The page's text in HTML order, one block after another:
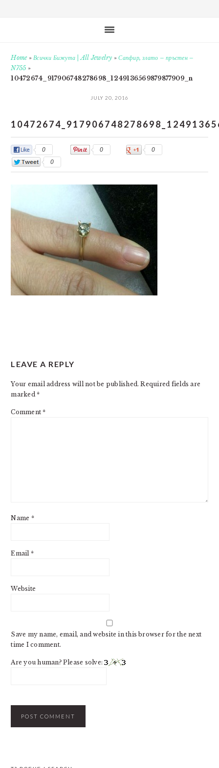
Home»Всички Бижута | All Jewelry »Сапфир, злато – пръстен –
N755 »
10472674_917906748278698_1249136569879877909_n
JULY 20, 2016
0 0
0
0
INTERACTIONS
LEAVE A REPLY
Your email address will not be published. Required fields are
marked*
Comment*
Name *
Email *
Website
Save my name, email, and website in this browser for the next
time I comment.
Are you human? Please solve: